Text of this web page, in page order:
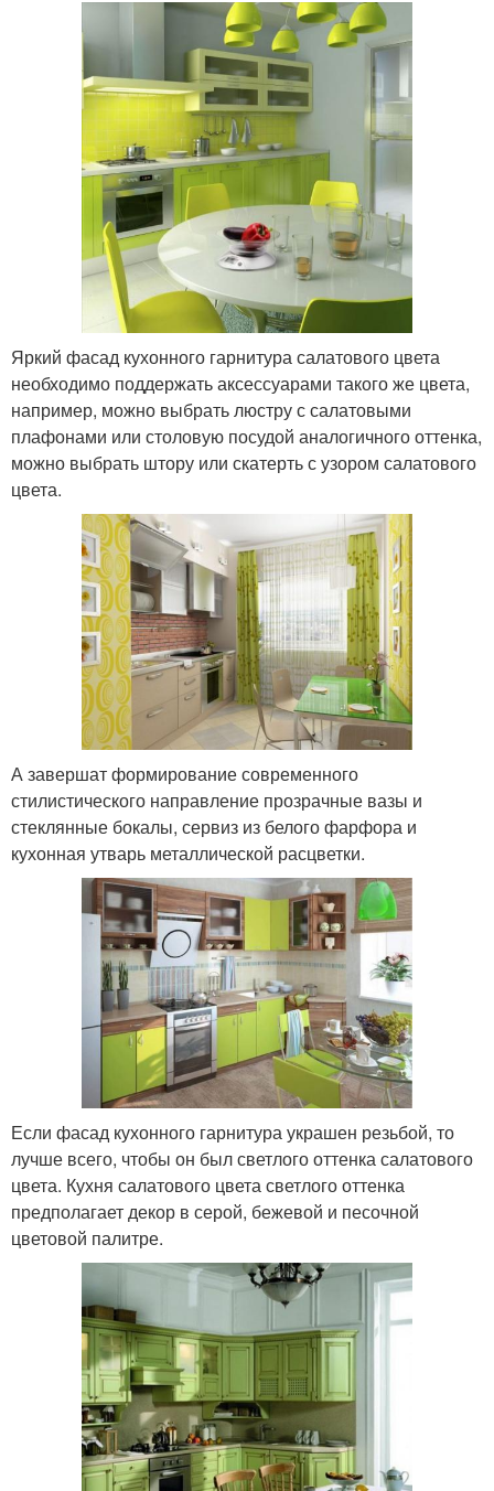
Яркий фасад кухонного гарнитура салатового цвета
необходимо поддержать аксессуарами такого же цвета,
например, можно выбрать люстру с салатовыми
плафонами или столовую посудой аналогичного оттенка,
можно выбрать штору или скатерть с узором салатового
цвета.
А завершат формирование современного
стилистического направление прозрачные вазы и
стеклянные бокалы, сервиз из белого фарфора и
кухонная утварь металлической расцветки.
Если фасад кухонного гарнитура украшен резьбой, то
лучше всего, чтобы он был светлого оттенка салатового
цвета. Кухня салатового цвета светлого оттенка
предполагает декор в серой, бежевой и песочной
цветовой палитре.